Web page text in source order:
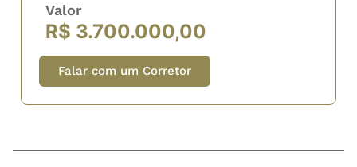
Valor
R$ 3.700.000,00
Falar com um Corretor